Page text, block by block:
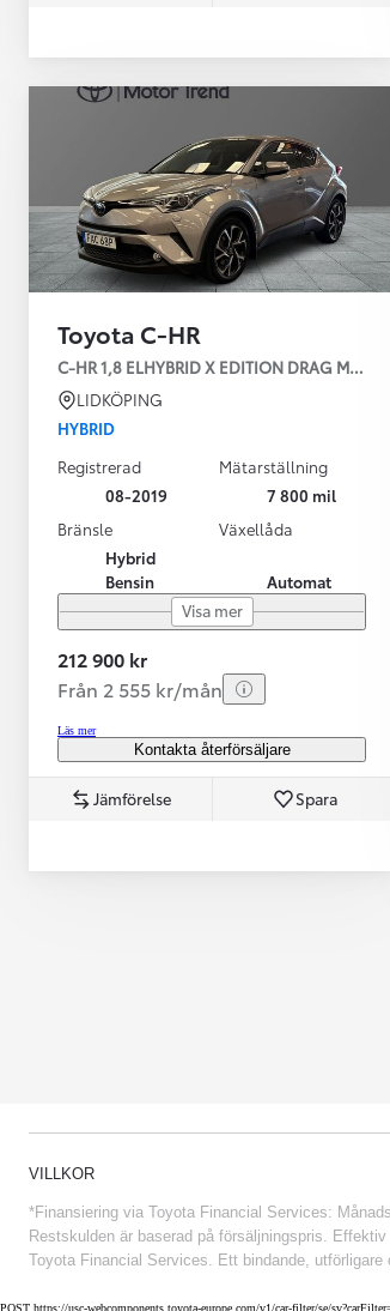
Toyota C-HR
C-HR 1,8 ELHYBRID X EDITION DRAG MV
LIDKÖPING
HYBRID
Registrerad
08-2019
Mätarställning
7 800 mil
Bränsle
Hybrid
Bensin
Växellåda
Automat
Visa mer
212 900 kr
Från 2 555 kr/mån
Läs mer
Kontakta återförsäljare
Jämförelse Spara
VILLKOR
*Finansiering via Toyota Financial Services:
Restskulden är baserad på försäljningspris.
Toyota Financial Services. Ett bindande,
POST https://usc-webcomponents.toyota-europe.com/v1/car-filter/se/